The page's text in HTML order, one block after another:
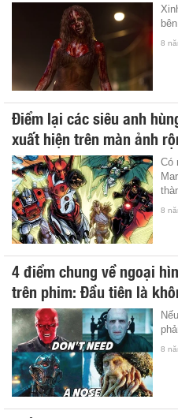
8
Điểm lại các siêu anh
xuất hiện trên màn ảnh
Có
8
4 điểm chung về ngoại
trên phim: Đầu tiên là
8